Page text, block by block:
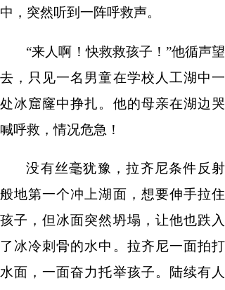
中，突然听到一阵呼救声。
“来人啊！快救救孩子！”他循声望
去，只见一名男童在学校人工湖中一
处冰窟窿中挣扎。他的母亲在湖边哭
喊呼救，情况危急！
没有丝毫犹豫，拉齐尼条件反射
般地第一个冲上湖面，想要伸手拉住
孩子，但冰面突然坍塌，让他也跌入
了冰冷刺骨的水中。拉齐尼一面拍打
水面，一面奋力托举孩子。陆续有人